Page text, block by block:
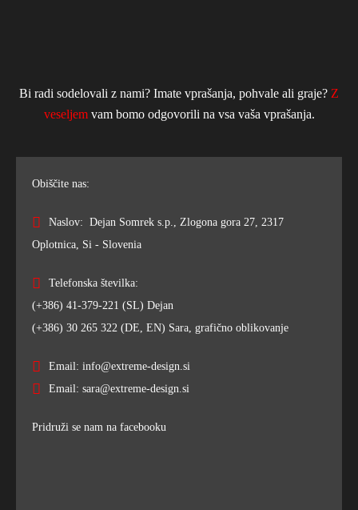
Bi radi sodelovali z nami? Imate vprašanja, pohvale ali graje? Z
veseljemvam bomo odgovorili na vsa vaša vprašanja.
Obiščite nas:
Naslov: Dejan Somrek s.p., Zlogona gora 27, 2317
Oplotnica, Si - Slovenia
Telefonska številka:
(+386) 41-379-221 (SL) Dejan
(+386) 30 265 322 (DE, EN) Sara, grafično oblikovanje
Email: info@extreme-design.si
Email: sara@extreme-design.si
Pridruži se nam na facebooku